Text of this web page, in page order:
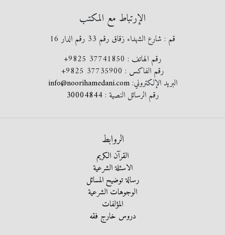
الإرتباط مع المكتب
قم : شارع الشهداء زقاق رقم 33 رقم الدار 16
رقم الهاتف :+9825 37741850
رقم الفاكس :+9825 37735900
البريد الإلكتروني:info@noorihamedani.com
رقم الرسائل النصية :30004844
الروابط
القرآن الكريم
الاسئلة الشرعية
رسالة توضيح المسائل
الوجوهات الشرعية
المؤلفات
دروس خارج فقه